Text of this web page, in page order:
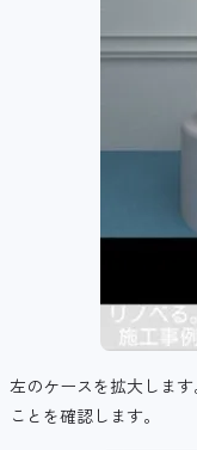
左のケースを拡大しま
ことを確認します。